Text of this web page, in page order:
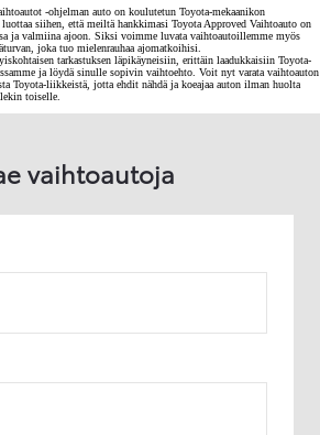
-ohjelman auto on koulutetun Toyota-mekaanikon
siihen, että meiltä hankkimasi Toyota Approved Vaihtoauto on
ja valmiina ajoon. Siksi voimme luvata vaihtoautoillemme myös
joka tuo mielenrauhaa ajomatkoihisi.
tarkastuksen läpikäyneisiin, erittäin laadukkaisiin Toyota-
ja löydä sinulle sopivin vaihtoehto. Voit nyt varata vaihtoauton
Toyota-liikkeistä, jotta ehdit nähdä ja koeajaa auton ilman huolta
toiselle.
vaihtoautoja